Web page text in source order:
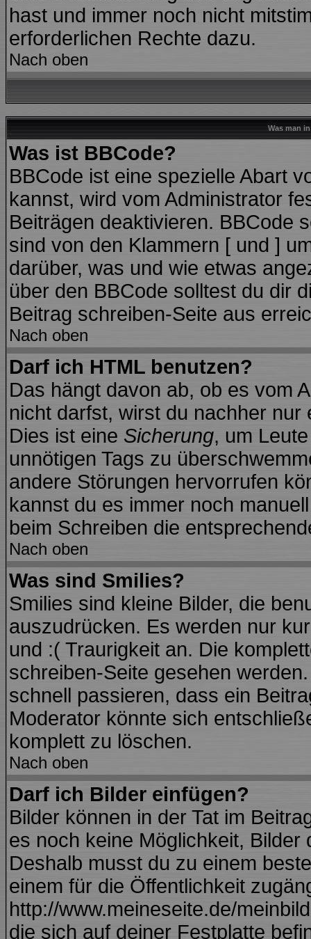
hast und immer noch nicht
erforderlichen Rechte dazu.
Nach oben
Was man
Was ist BBCode?
BBCode ist eine spezielle Abart
kannst, wird vom Administrator
Beiträgen deaktivieren. BBCode
sind von den Klammern [ und ]
darüber, was und wie etwas
über den BBCode solltest du dir
Beitrag schreiben-Seite aus
Nach oben
Darf ich HTML benutzen?
Das hängt davon ab, ob es vom
nicht darfst, wirst du nachher
Dies ist eine Sicherung, um
unnötigen Tags zu
andere Störungen hervorrufen
kannst du es immer noch
beim Schreiben die
Nach oben
Was sind Smilies?
Smilies sind kleine Bilder, die
auszudrücken. Es werden nur
und :( Traurigkeit an. Die
schreiben-Seite gesehen
schnell passieren, dass ein
Moderator könnte sich
komplett zu löschen.
Nach oben
Darf ich Bilder einfügen?
Bilder können in der Tat im
es noch keine Möglichkeit,
Deshalb musst du zu einem
einem für die Öffentlichkeit
http://www.meineseite.de/
die sich auf deiner Festplatte